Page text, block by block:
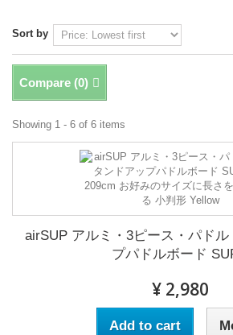
Sort by
Compare (0)
Showing 1 - 6 of 6 items
airSUP アルミ・3ピース・パドル
プパドルボード
¥ 2,980
Add to cart